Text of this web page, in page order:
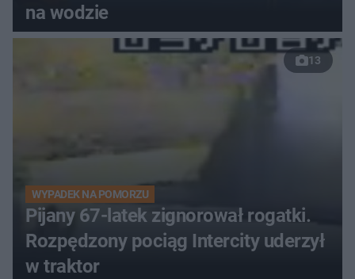
na wodzie
13
WYPADEK NA POMORZU
Pijany 67-latek zignorował rogatki.
Rozpędzony pociąg Intercity uderzył
w traktor